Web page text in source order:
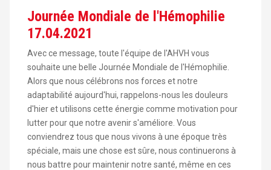
Journée Mondiale de l'Hémophilie
17.04.2021
Avec ce message, toute l'équipe de l'AHVH vous
souhaite une belle Journée Mondiale de l'Hémophilie.
Alors que nous célébrons nos forces et notre
adaptabilité aujourd'hui, rappelons-nous les douleurs
d'hier et utilisons cette énergie comme motivation pour
lutter pour que notre avenir s'améliore. Vous
conviendrez tous que nous vivons à une époque très
spéciale, mais une chose est sûre, nous continuerons à
nous battre pour maintenir notre santé, même en ces